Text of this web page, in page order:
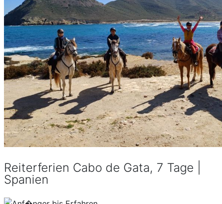
Reiterferien Cabo de Gata, 7 Tage |
Spanien